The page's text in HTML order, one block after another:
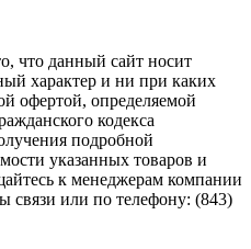
что данный сайт носит
характер и ни при каких
офертой, определяемой
кодекса
подробной
указанных товаров и
к менеджерам компании
или по телефону: (843)